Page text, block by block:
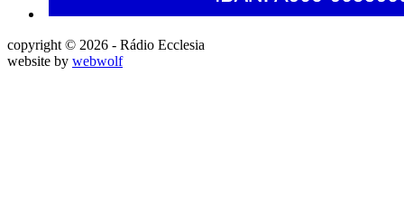
copyright © 2026 - Rádio Ecclesia
website by webwolf